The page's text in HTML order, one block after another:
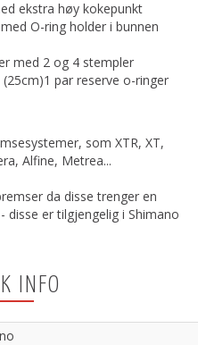
ekstra høy kokepunkt
O-ring holder i bunnen
med 2 og 4 stempler
par reserve o-ringer
som XTR, XT,
Alfine, Metrea...
da disse trenger en
disse er tilgjengelig i Shimano
INFO